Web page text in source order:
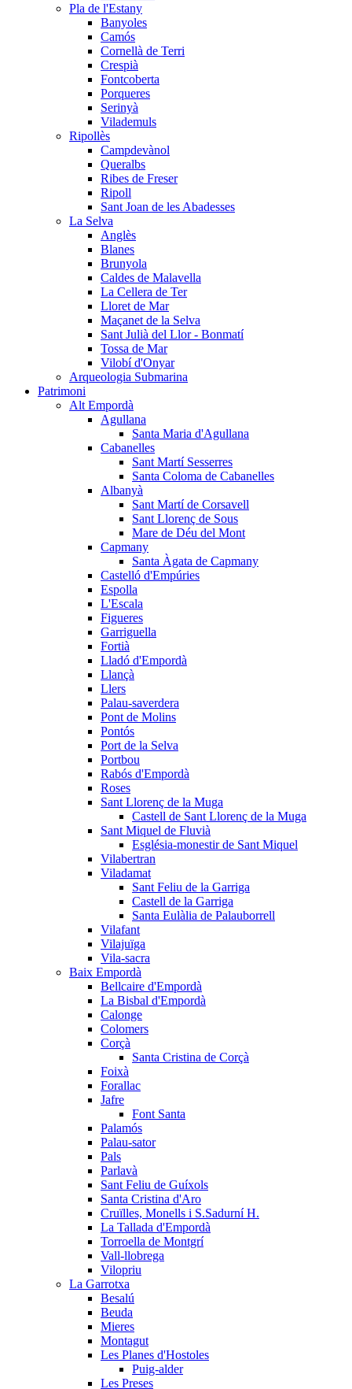
Pla de l'Estany
Banyoles
Camós
Cornellà de Terri
Crespià
Fontcoberta
Porqueres
Serinyà
Vilademuls
Ripollès
Campdevànol
Queralbs
Ribes de Freser
Ripoll
Sant Joan de les Abadesses
La Selva
Anglès
Blanes
Brunyola
Caldes de Malavella
La Cellera de Ter
Lloret de Mar
Maçanet de la Selva
Sant Julià del Llor - Bonmatí
Tossa de Mar
Vilobí d'Onyar
Arqueologia Submarina
Patrimoni
Alt Empordà
Agullana
Santa Maria d'Agullana
Cabanelles
Sant Martí Sesserres
Santa Coloma de Cabanelles
Albanyà
Sant Martí de Corsavell
Sant Llorenç de Sous
Mare de Déu del Mont
Capmany
Santa Àgata de Capmany
Castelló d'Empúries
Espolla
L'Escala
Figueres
Garriguella
Fortià
Lladó d'Empordà
Llançà
Llers
Palau-saverdera
Pont de Molins
Pontós
Port de la Selva
Portbou
Rabós d'Empordà
Roses
Sant Llorenç de la Muga
Castell de Sant Llorenç de la Muga
Sant Miquel de Fluvià
Església-monestir de Sant Miquel
Vilabertran
Viladamat
Sant Feliu de la Garriga
Castell de la Garriga
Santa Eulàlia de Palauborrell
Vilafant
Vilajuïga
Vila-sacra
Baix Empordà
Bellcaire d'Empordà
La Bisbal d'Empordà
Calonge
Colomers
Corçà
Santa Cristina de Corçà
Foixà
Forallac
Jafre
Font Santa
Palamós
Palau-sator
Pals
Parlavà
Sant Feliu de Guíxols
Santa Cristina d'Aro
Cruïlles, Monells i S.Sadurní H.
La Tallada d'Empordà
Torroella de Montgrí
Vall-llobrega
Vilopriu
La Garrotxa
Besalú
Beuda
Mieres
Montagut
Les Planes d'Hostoles
Puig-alder
Les Preses